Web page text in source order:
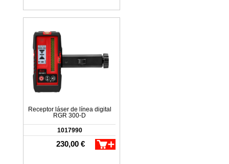
Receptor láser de línea digital
RGR 300-D
1017990
230,00 €